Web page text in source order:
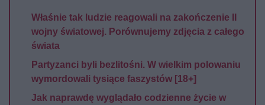
Właśnie tak ludzie reagowali na zakończenie II
wojny światowej. Porównujemy zdjęcia z całego
świata
Partyzanci byli bezlitośni. W wielkim polowaniu
wymordowali tysiące faszystów [18+]
Jak naprawdę wyglądało codzienne życie w